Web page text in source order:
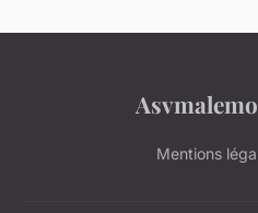
Mentions